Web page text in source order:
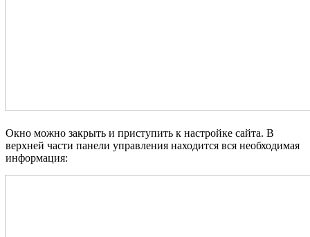
Окно можно закрыть и приступить к настройке сайта. В
верхней части панели управления находится вся необходимая
информация: